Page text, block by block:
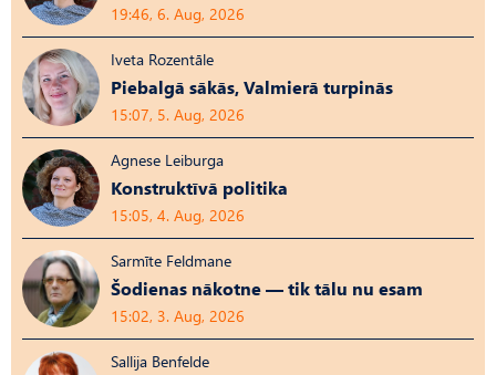
19:46, 6. Aug, 2026
Iveta Rozentāle
Piebalgā sākās, Valmierā turpinās
15:07, 5. Aug, 2026
Agnese Leiburga
Konstruktīvā politika
15:05, 4. Aug, 2026
Sarmīte Feldmane
Šodienas nākotne — tik tālu nu esam
15:02, 3. Aug, 2026
Sallija Benfelde